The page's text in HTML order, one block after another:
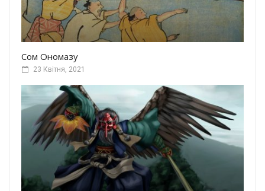
Сом Ономазу
23 Квітня, 2021